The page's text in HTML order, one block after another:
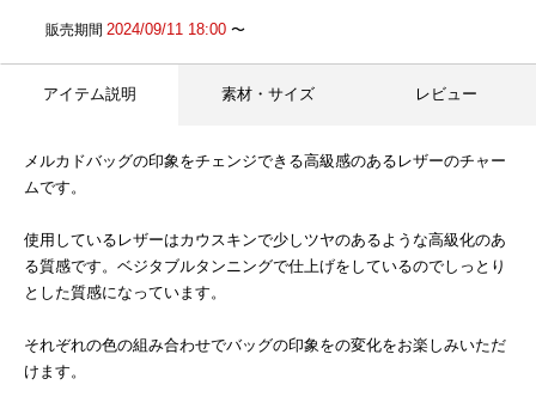
販売期間 2024/09/11 18:00〜
アイテム説明 素材・サイズ レビュー
メルカドバッグの印象をチェンジできる高級感のあるレザーのチャー
ムです。
使用しているレザーはカウスキンで少しツヤのあるような高級化のあ
る質感です。ベジタブルタンニングで仕上げをしているのでしっとり
とした質感になっています。
それぞれの色の組み合わせでバッグの印象をの変化をお楽しみいただ
けます。